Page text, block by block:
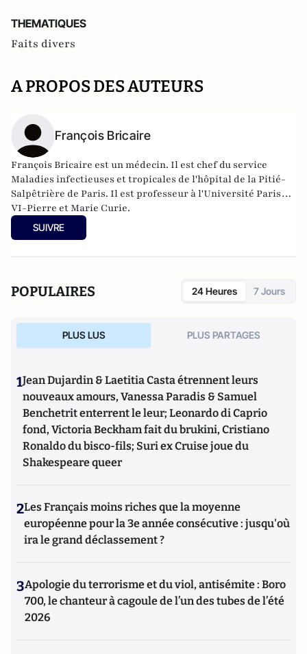
THEMATIQUES
Faits divers
A PROPOS DES AUTEURS
François Bricaire
François Bricaire est un médecin. Il est chef du service
Maladies infectieuses et tropicales de l'hôpital de la Pitié-
Salpêtrière de Paris. Il est professeur à l'Université Paris
VI-Pierre et Marie Curie.
SUIVRE
POPULAIRES 24 Heures 7 Jours
PLUS LUS PLUS PARTAGES
1Jean Dujardin & Laetitia Casta étrennent leurs
nouveaux amours, Vanessa Paradis & Samuel
Benchetrit enterrent le leur; Leonardo di Caprio
fond, Victoria Beckham fait du brukini, Cristiano
Ronaldo du bisco-fils; Suri ex Cruise joue du
Shakespeare queer
2Les Français moins riches que la moyenne
européenne pour la 3e année consécutive : jusqu'où
ira le grand déclassement ?
3Apologie du terrorisme et du viol, antisémite : Boro
700, le chanteur à cagoule de l’un des tubes de l’été
2026